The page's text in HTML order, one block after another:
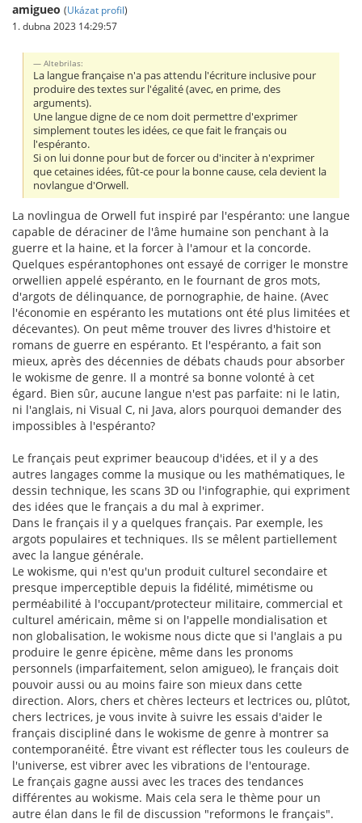
amigueo (Ukázat profil)
1. dubna 2023 14:29:57
Altebrilas:
La langue française n'a pas attendu l'écriture inclusive pour
produire des textes sur l'égalité (avec, en prime, des
arguments).
Une langue digne de ce nom doit permettre d'exprimer
simplement toutes les idées, ce que fait le français ou
l'espéranto.
Si on lui donne pour but de forcer ou d'inciter à n'exprimer
que cetaines idées, fût-ce pour la bonne cause, cela devient la
novlangue d'Orwell.
La novlingua de Orwell fut inspiré par l'espéranto: une langue
capable de déraciner de l'âme humaine son penchant à la
guerre et la haine, et la forcer à l'amour et la concorde.
Quelques espérantophones ont essayé de corriger le monstre
orwellien appelé espéranto, en le fournant de gros mots,
d'argots de délinquance, de pornographie, de haine. (Avec
l'économie en espéranto les mutations ont été plus limitées et
décevantes). On peut même trouver des livres d'histoire et
romans de guerre en espéranto. Et l'espéranto, a fait son
mieux, après des décennies de débats chauds pour absorber
le wokisme de genre. Il a montré sa bonne volonté à cet
égard. Bien sûr, aucune langue n'est pas parfaite: ni le latin,
ni l'anglais, ni Visual C, ni Java, alors pourquoi demander des
impossibles à l'espéranto?
Le français peut exprimer beaucoup d'idées, et il y a des
autres langages comme la musique ou les mathématiques, le
dessin technique, les scans 3D ou l'infographie, qui expriment
des idées que le français a du mal à exprimer.
Dans le français il y a quelques français. Par exemple, les
argots populaires et techniques. Ils se mêlent partiellement
avec la langue générale.
Le wokisme, qui n'est qu'un produit culturel secondaire et
presque imperceptible depuis la fidélité, mimétisme ou
perméabilité à l'occupant/protecteur militaire, commercial et
culturel américain, même si on l'appelle mondialisation et
non globalisation, le wokisme nous dicte que si l'anglais a pu
produire le genre épicène, même dans les pronoms
personnels (imparfaitement, selon amigueo), le français doit
pouvoir aussi ou au moins faire son mieux dans cette
direction. Alors, chers et chères lecteurs et lectrices ou, plûtot,
chers lectrices, je vous invite à suivre les essais d'aider le
français discipliné dans le wokisme de genre à montrer sa
contemporanéité. Être vivant est réflecter tous les couleurs de
l'universe, est vibrer avec les vibrations de l'entourage.
Le français gagne aussi avec les traces des tendances
différentes au wokisme. Mais cela sera le thème pour un
autre élan dans le fil de discussion "reformons le français".